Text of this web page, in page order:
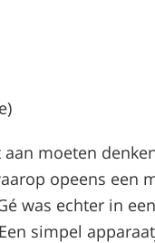
moeten
opeens een
was echter in
simpel